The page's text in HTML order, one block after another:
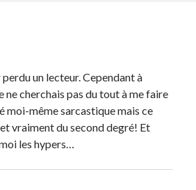
perdu un lecteur. Cependant à
ne cherchais pas du tout à me faire
moi-même sarcastique mais ce
vraiment du second degré! Et
les hypers…